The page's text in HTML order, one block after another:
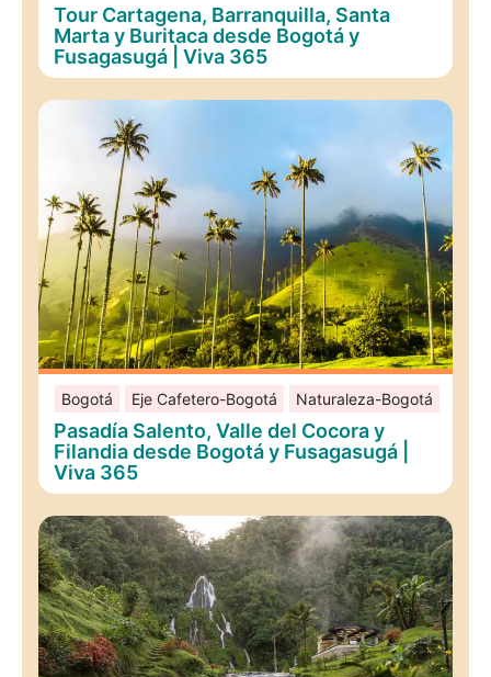
Tour Cartagena, Barranquilla, Santa
Marta y Buritaca desde Bogotá y
Fusagasugá | Viva 365
Bogotá Eje Cafetero-Bogotá Naturaleza-Bogotá
Pasadía Salento, Valle del Cocora y
Filandia desde Bogotá y Fusagasugá |
Viva 365